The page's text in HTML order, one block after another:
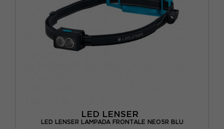
LED LENSER
LED LENSER LAMPADA FRONTALE NEO5R BLU